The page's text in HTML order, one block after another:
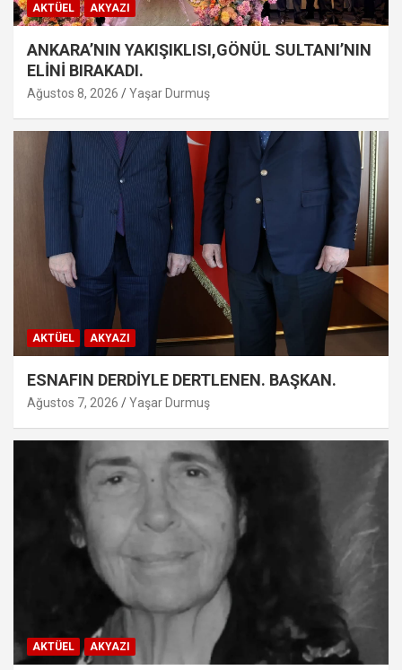
AKTÜEL AKYAZI
ANKARA’NIN YAKIŞIKLISI,GÖNÜL SULTANI’NIN
ELİNİ BIRAKADI.
Ağustos 8, 2026 Yaşar Durmuş
AKTÜEL AKYAZI
ESNAFIN DERDİYLE DERTLENEN. BAŞKAN.
Ağustos 7, 2026 Yaşar Durmuş
AKTÜEL AKYAZI